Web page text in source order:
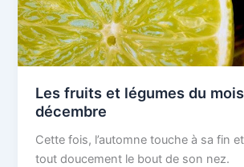
Les fruits et légumes du
décembre
Cette fois, l’automne touche à sa fin
tout doucement le bout de son nez.